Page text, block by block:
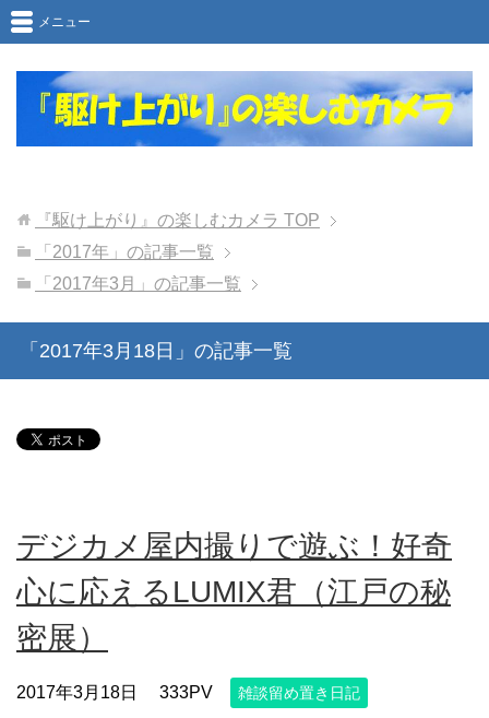
メニュー
『駆け上がり』の楽しむカメラ TOP
「2017年」の記事一覧
「2017年3月」の記事一覧
「2017年3月18日」の記事一覧
デジカメ屋内撮りで遊ぶ！好奇
心に応えるLUMIX君（江戸の秘
密展）
2017年3月18日 333PV 雑談留め置き日記